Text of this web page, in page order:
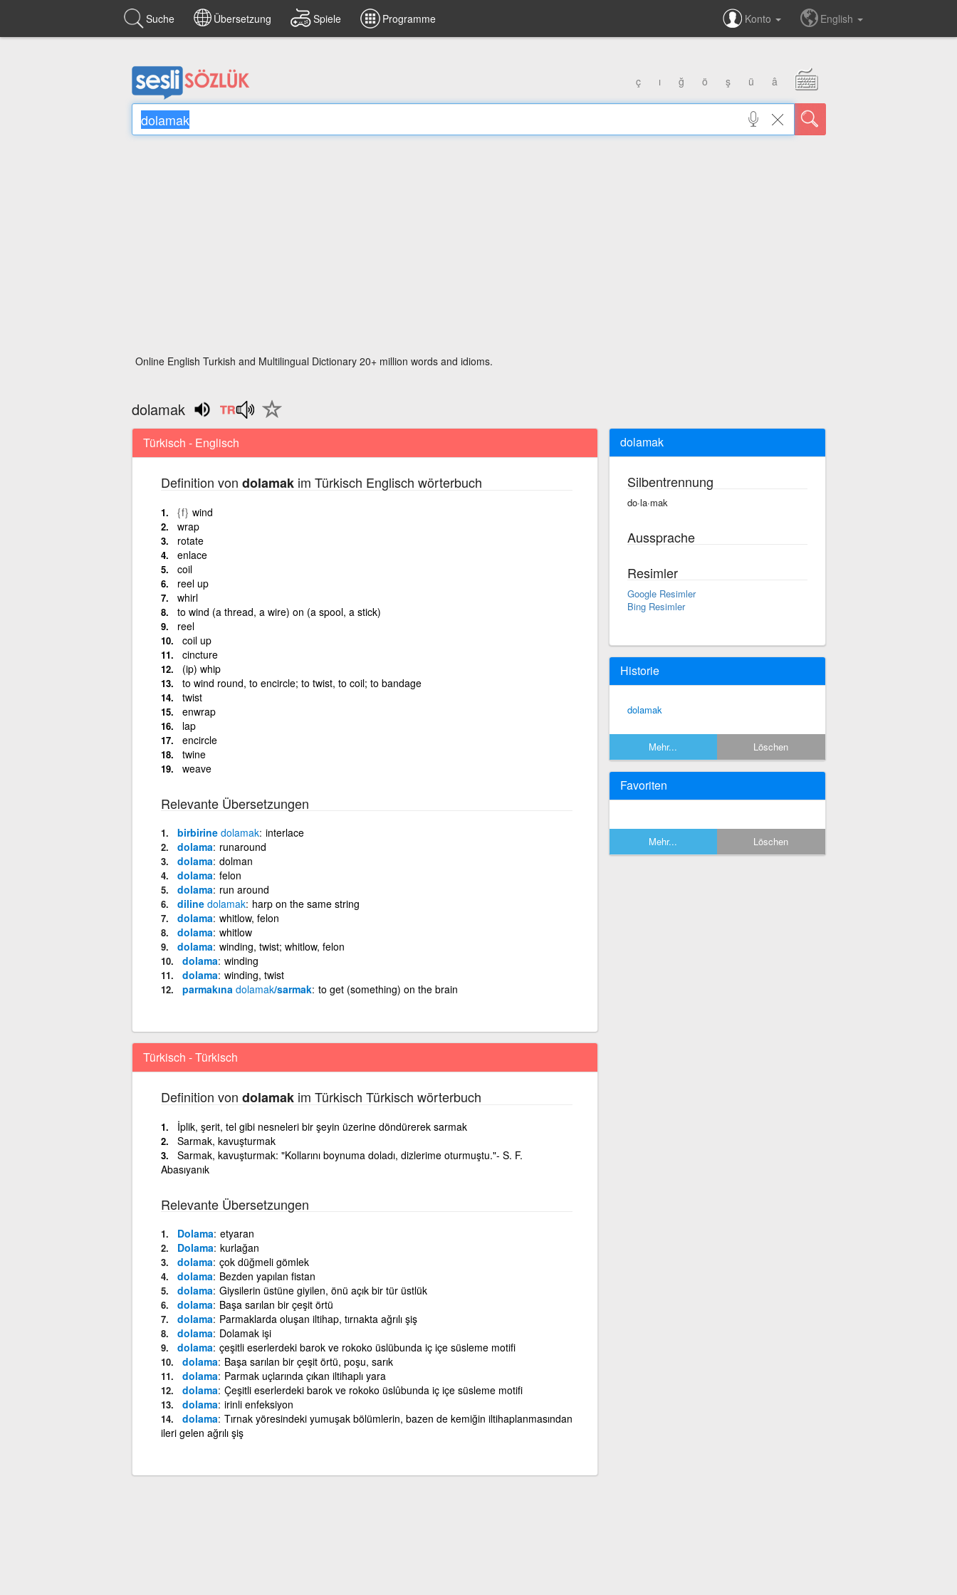
Suche Übersetzung Spiele Programme Konto English
ç ı ğ ö ş ü â
Online English Turkish and Multilingual Dictionary 20+ million words and idioms.
dolamak
Türkisch - Englisch
Definition von dolamakim Türkisch Englisch wörterbuch
{f} wind
wrap
rotate
enlace
coil
reel up
whirl
to wind (a thread, a wire) on (a spool, a stick)
reel
coil up
cincture
(ip) whip
to wind round, to encircle; to twist, to coil; to bandage
twist
enwrap
lap
encircle
twine
weave
Relevante Übersetzungen
birbirine dolamak interlace
dolama runaround
dolama dolman
dolama felon
dolama run around
diline dolamak harp on the same string
dolama whitlow, felon
dolama whitlow
dolama winding, twist; whitlow, felon
dolama winding
dolama winding, twist
parmakına dolamak/sarmak to get (something) on the brain
Türkisch - Türkisch
Definition von dolamakim Türkisch Türkisch wörterbuch
İplik, şerit, tel gibi nesneleri bir şeyin üzerine döndürerek sarmak
Sarmak, kavuşturmak
Sarmak, kavuşturmak: "Kollarını boynuma doladı, dizlerime oturmuştu."- S. F.
Abasıyanık
Relevante Übersetzungen
Dolama etyaran
Dolama kurlağan
dolama çok düğmeli gömlek
dolama Bezden yapılan fistan
dolama Giysilerin üstüne giyilen, önü açık bir tür üstlük
dolama Başa sarılan bir çeşit örtü
dolama Parmaklarda oluşan iltihap, tırnakta ağrılı şiş
dolama Dolamak işi
dolama çeşitli eserlerdeki barok ve rokoko üslübunda iç içe süsleme motifi
dolama Başa sarılan bir çeşit örtü, poşu, sarık
dolama Parmak uçlarında çıkan iltihaplı yara
dolama Çeşitli eserlerdeki barok ve rokoko üslûbunda iç içe süsleme motifi
dolama irinli enfeksiyon
dolama Tırnak yöresindeki yumuşak bölümlerin, bazen de kemiğin iltihaplanmasından
ileri gelen ağrılı şiş
dolamak
Silbentrennung
do·la·mak
Aussprache
Resimler
Google Resimler
Bing Resimler
Historie
dolamak
Mehr... Löschen
Favoriten
Mehr... Löschen